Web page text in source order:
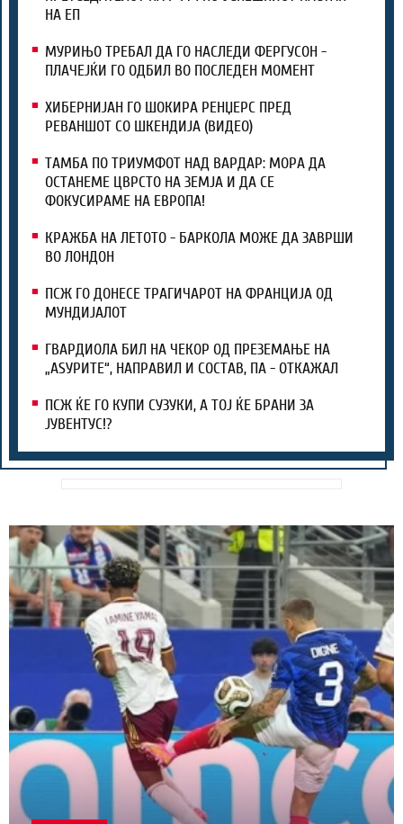
НА ЕП
МУРИЊО ТРЕБАЛ ДА ГО НАСЛЕДИ ФЕРГУСОН -
ПЛАЧЕЈЌИ ГО ОДБИЛ ВО ПОСЛЕДЕН МОМЕНТ
ХИБЕРНИЈАН ГО ШОКИРА РЕНЏЕРС ПРЕД
РЕВАНШОТ СО ШКЕНДИЈА (ВИДЕО)
ТАМБА ПО ТРИУМФОТ НАД ВАРДАР: МОРА ДА
ОСТАНЕМЕ ЦВРСТО НА ЗЕМЈА И ДА СЕ
ФОКУСИРАМЕ НА ЕВРОПА!
КРАЖБА НА ЛЕТОТО - БАРКОЛА МОЖЕ ДА ЗАВРШИ
ВО ЛОНДОН
ПСЖ ГО ДОНЕСЕ ТРАГИЧАРОТ НА ФРАНЦИЈА ОД
МУНДИЈАЛОТ
ГВАРДИОЛА БИЛ НА ЧЕКОР ОД ПРЕЗЕМАЊЕ НА
„АЅУРИТЕ“, НАПРАВИЛ И СОСТАВ, ПА - ОТКАЖАЛ
ПСЖ ЌЕ ГО КУПИ СУЗУКИ, А ТОЈ ЌЕ БРАНИ ЗА
ЈУВЕНТУС!?